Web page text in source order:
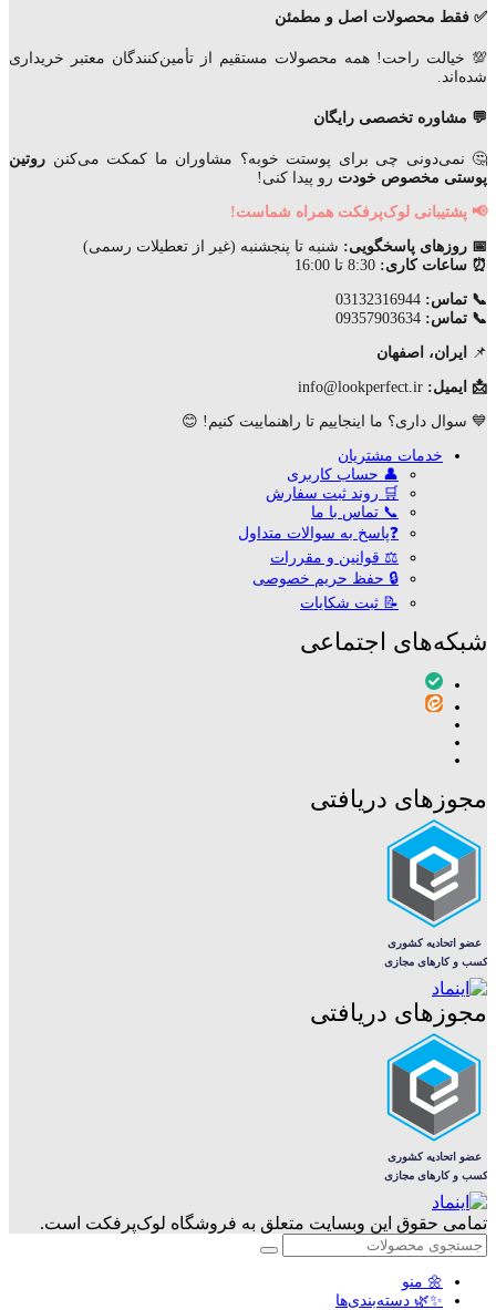
✅ فقط محصولات اصل و مطمئن
💯 خیالت راحت! همه محصولات مستقیم از تأمین‌کنندگان معتبر خریداری
شده‌اند.
💬 مشاوره تخصصی رایگان
🤔 نمی‌دونی چی برای پوستت خوبه؟ مشاوران ما کمکت می‌کنن روتین
پوستی مخصوص خودت رو پیدا کنی!
📢 پشتیبانی لوک‌پرفکت همراه شماست!
📅 روزهای پاسخگویی: شنبه تا پنجشنبه (غیر از تعطیلات رسمی)
⏰ ساعات کاری:
📞 تماس:
📞 تماس:
📌 ایران، اصفهان
📩 ایمیل:
💙 سوال داری؟ ما اینجاییم تا راهنماییت کنیم! 😊
خدمات مشتریان
👤 حساب کاربری
🛒 روند ثبت سفارش
📞 تماس با ما
❓پاسخ به سوالات متداول
⚖ قوانین و مقررات
🔒 حفظ حریم خصوصی
📝 ثبت شکایات
شبکه‌های اجتماعی
مجوزهای دریافتی
مجوزهای دریافتی
تمامی حقوق این وبسایت متعلق به فروشگاه لوک‌پرفکت است.
🌼 منو
✨🌿 دسته‌بندی‌ها